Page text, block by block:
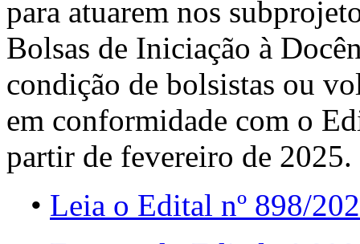
para atuarem nos
Bolsas de Iniciação à
condição de bolsistas ou
em conformidade com o
partir de fevereiro de 2025.
• Leia o Edital nº 898/